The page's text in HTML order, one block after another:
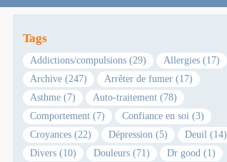
Tags
Addictions/compulsions (29)
Allergies (17)
Archive (247)
Arrêter de fumer (17)
Asthme (7)
Auto-traitement (78)
Comportement (7)
Confiance en soi (3)
Croyances (22)
Dépression (5)
Deuil (14)
Divers (10)
Douleurs (71)
Dr good (1)